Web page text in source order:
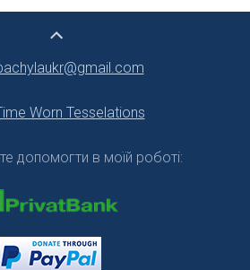
Worn Tesselations
допомогти в моїй роботі: